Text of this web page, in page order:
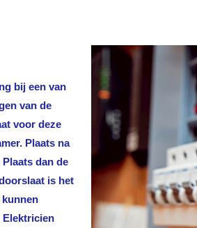
bij een van
van de
voor deze
Plaats na
dan de
is het
Elektricien